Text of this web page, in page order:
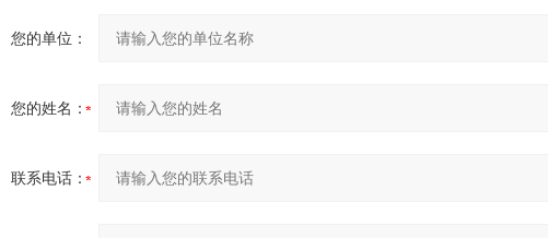
您的单位：
您的姓名：
联系电话：